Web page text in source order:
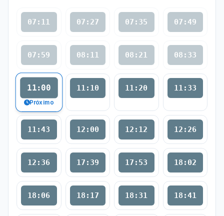
07:11 07:27 07:35 07:49
07:59 08:11 08:21 08:33
11:00
Próximo
11:10 11:20 11:33
11:43 12:00 12:12 12:26
12:36 17:39 17:53 18:02
18:06 18:17 18:31 18:41